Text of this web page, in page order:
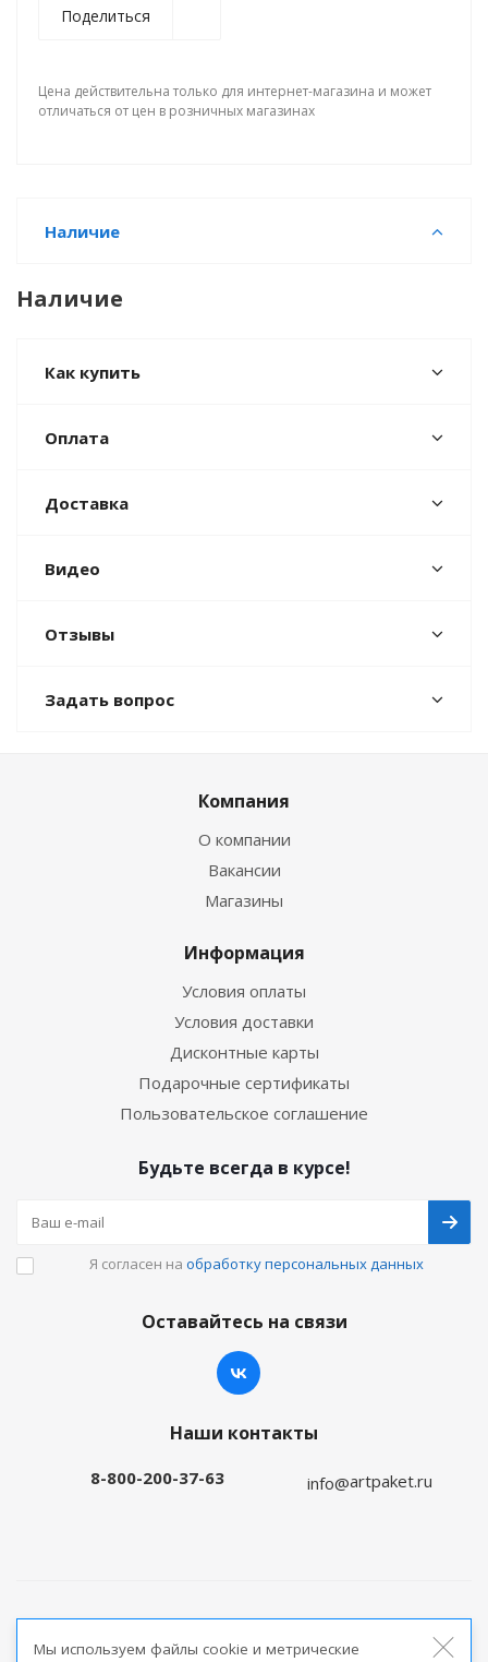
Поделиться
Цена действительна только для интернет-магазина и может
отличаться от цен в розничных магазинах
Наличие
Наличие
Как купить
Оплата
Доставка
Видео
Отзывы
Задать вопрос
Компания
О компании
Вакансии
Магазины
Информация
Условия оплаты
Условия доставки
Дисконтные карты
Подарочные сертификаты
Пользовательское соглашение
Будьте всегда в курсе!
Я согласен на обработку персональных данных
Оставайтесь на связи
Наши контакты
8-800-200-37-63 info@artpaket.ru
продукции
Мы используем файлы cookie и метрические